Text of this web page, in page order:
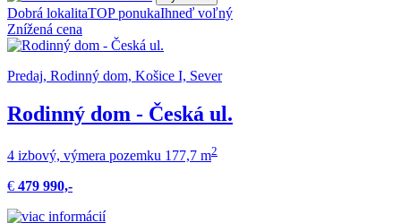
Dobrá lokalitaTOP ponukaIhneď voľný
Znížená cena
Predaj, Rodinný dom, Košice I, Sever
Rodinný dom - Česká ul.
4 izbový, výmera pozemku 177,7 m2
€ 479 990,-